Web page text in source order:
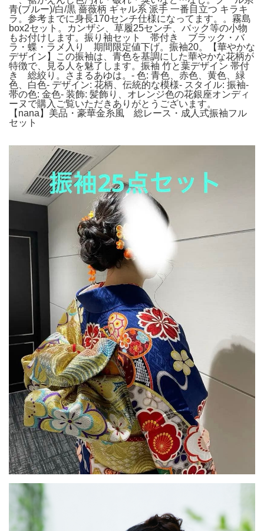
青(ブルー)/白/黒 薔薇柄 ギャル系 派手 一番目立つ キラキ
ラ。参考までに身長170センチ仕様になってます。。霧島
box2セット。カンザシ、草履25センチ、バック等の小物
もお付けします。振り袖セット 帯付き ブラック・バ
ラ・蝶・ラメ入り 期間限定値下げ。振袖20。【華やかな
デザイン】この振袖は、青色を基調にした華やかな花柄が
特徴で、見る人を魅了します。振袖 竹と葉デザイン 帯付
き 総絞り。さまるあゆは。- 色: 青色、赤色、黄色、緑
色、白色- デザイン: 花柄、伝統的な模様- スタイル: 振袖-
帯の色: 金色- 装飾: 髪飾り、オレンジ色の花銀座オンディ
ーヌで購入ご覧いただきありがとうございます。
【nana】美品・豪華金糸風 総レース・成人式振袖フル
セット